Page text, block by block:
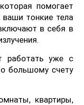
помогает
тонкие тела
в себя в
работать уже с
большому счету
квартиры,